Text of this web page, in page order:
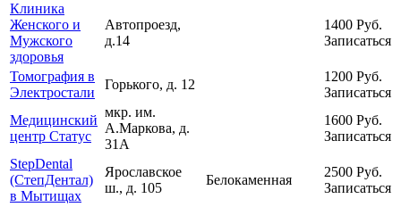
Клиника
Женского и
Мужского
здоровья
Автопроезд,
д.14
1400 Руб.
Записаться
Томография в
Электростали
Горького, д. 12
1200 Руб.
Записаться
Медицинский
центр Статус
мкр. им.
А.Маркова, д.
31А
1600 Руб.
Записаться
StepDental
(СтепДентал)
в Мытищах
Ярославское
ш., д. 105
Белокаменная
2500 Руб.
Записаться